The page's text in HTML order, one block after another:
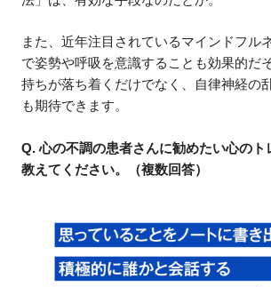
また、近年注目されているマインドフル
で姿勢や呼吸を意識することも効果的だ
持ちが落ち着くだけでなく、自律神経の
も期待できます。
Q. 心の不調の患者さんに勧めたい心のト
教えてください。（複数回答）